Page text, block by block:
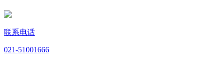
联系电话
021-51001666